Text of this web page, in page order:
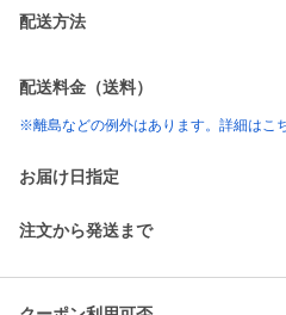
配送方法
配送料金（送料）
※離島などの例外はあります。詳細はこ
お届け日指定
注文から発送まで